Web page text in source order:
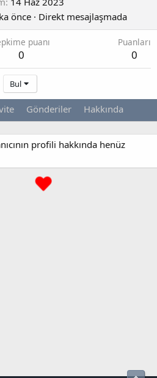
önce · Direkt mesajlaşmada
puanı
0
Puanları
0
Bul
Gönderiler Hakkında
profili hakkında henüz